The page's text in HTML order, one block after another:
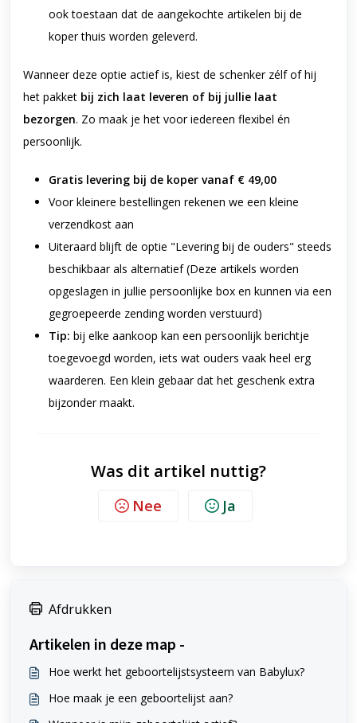
ook toestaan dat de aangekochte artikelen bij de
koper thuis worden geleverd.
Wanneer deze optie actief is, kiest de schenker zélf of hij
het pakket bij zich laat leveren of bij jullie laat
bezorgen. Zo maak je het voor iedereen flexibel én
persoonlijk.
Gratis levering bij de koper vanaf € 49,00
Voor kleinere bestellingen rekenen we een kleine
verzendkost aan
Uiteraard blijft de optie "Levering bij de ouders" steeds
beschikbaar als alternatief (Deze artikels worden
opgeslagen in jullie persoonlijke box en kunnen via een
gegroepeerde zending worden verstuurd)
Tip: bij elke aankoop kan een persoonlijk berichtje
toegevoegd worden, iets wat ouders vaak heel erg
waarderen. Een klein gebaar dat het geschenk extra
bijzonder maakt.
Was dit artikel nuttig?
Nee Ja
Afdrukken
Artikelen in deze map -
Hoe werkt het geboortelijstsysteem van Babylux?
Hoe maak je een geboortelijst aan?